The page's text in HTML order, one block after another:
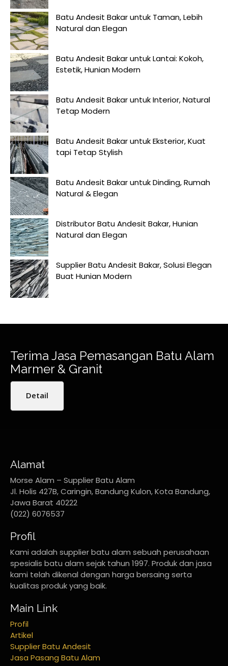
Batu Andesit Bakar untuk Taman, Lebih
Natural dan Elegan
Batu Andesit Bakar untuk Lantai: Kokoh,
Estetik, Hunian Modern
Batu Andesit Bakar untuk Interior, Natural
Tetap Modern
Batu Andesit Bakar untuk Eksterior, Kuat
tapi Tetap Stylish
Batu Andesit Bakar untuk Dinding, Rumah
Natural & Elegan
Distributor Batu Andesit Bakar, Hunian
Natural dan Elegan
Supplier Batu Andesit Bakar, Solusi Elegan
Buat Hunian Modern
Terima Jasa Pemasangan Batu Alam
Marmer & Granit
Detail
Alamat
Morse Alam – Supplier Batu Alam
Jl. Holis 427B, Caringin, Bandung Kulon, Kota Bandung,
Jawa Barat 40222
(022) 6076537
Profil
Kami adalah supplier batu alam sebuah perusahaan
spesialis batu alam sejak tahun 1997. Produk dan jasa
kami telah dikenal dengan harga bersaing serta
kualitas produk yang baik.
Main Link
Profil
Artikel
Supplier Batu Andesit
Jasa Pasang Batu Alam